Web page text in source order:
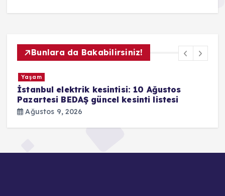
Bunlara da Bakabilirsiniz!
Yaşam
İstanbul elektrik kesintisi: 10 Ağustos
Pazartesi BEDAŞ güncel kesinti listesi
Ağustos 9, 2026